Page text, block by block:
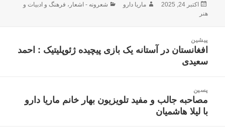
ارسال
اکتبر 24, 2025 نویسنده
ماریا دارو دسته‌ها
شعرونه - اشعار ، فرهنگ و ادبیات و
هنر
نوشتهپیشین
نوشته
قبلی:
افغانستان در آستانه یک بازی پیچیده ژئوپلیتیک : احمد
سعیدی
پسین
نوشته
بعدی:
مصاحبه جالب و مفید تلویزیون بهار خانم ماریا دارو
با لیلا هاشمیان